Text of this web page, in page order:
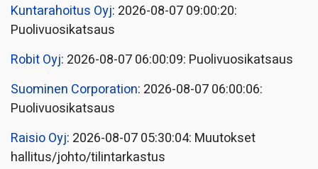
Kuntarahoitus Oyj: 2026-08-07 09:00:20:
Puolivuosikatsaus
Robit Oyj: 2026-08-07 06:00:09: Puolivuosikatsaus
Suominen Corporation: 2026-08-07 06:00:06:
Puolivuosikatsaus
Raisio Oyj: 2026-08-07 05:30:04: Muutokset
hallitus/johto/tilintarkastus